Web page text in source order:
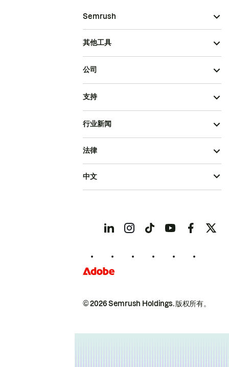
Semrush
其他工具
公司
支持
行业新闻
© 2026 Semrush Holdings.版权所有。
法律
中文